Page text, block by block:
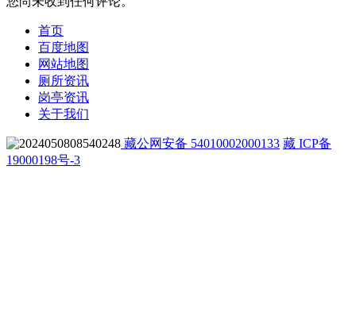
首页
百度地图
网站地图
厕所资讯
岗亭资讯
关于我们
藏公网安备 54010002000133 藏 ICP备
19000198号-3